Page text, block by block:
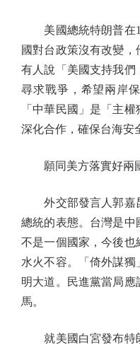
美國總統特朗普在
國對台政策沒有改變
有人說「美國支持我
尋求戰爭，希望兩岸
「中華民國」是「主
深化合作，確保台海安
願同美方落實好兩
外交部發言人郭嘉
總統的表態。台灣是中
不是一個國家，今後
水火不容。「倚外謀
明大道。民進黨當局
馬。
就美國白宮發布特